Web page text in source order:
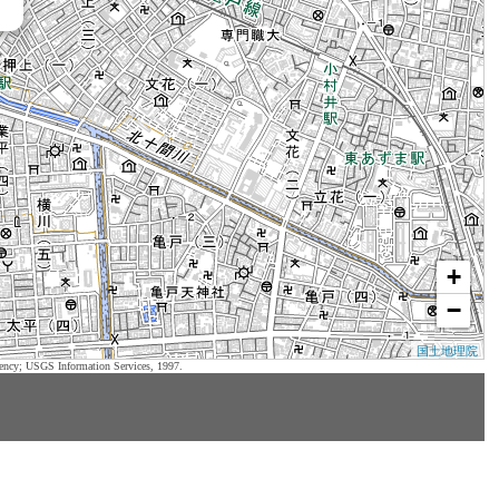
+
−
国土地理院
USGS Information Services, 1997.